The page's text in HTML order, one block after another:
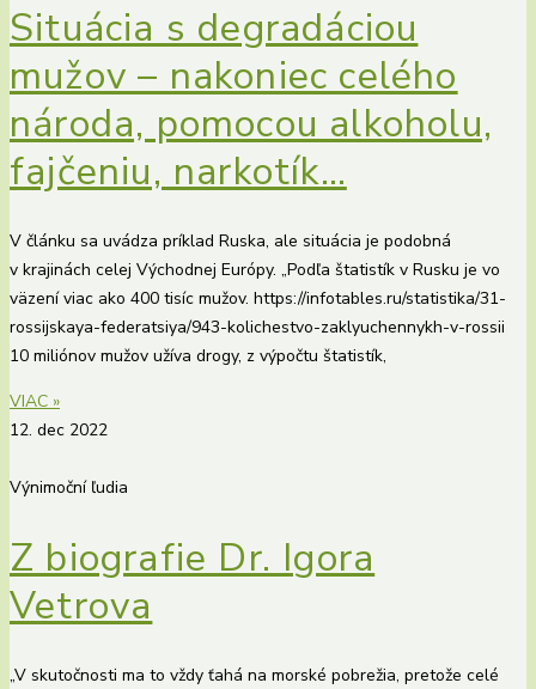
Situácia s degradáciou
mužov – nakoniec celého
národa, pomocou alkoholu,
fajčeniu, narkotík…
V článku sa uvádza príklad Ruska, ale situácia je podobná
v krajinách celej Východnej Európy. „Podľa štatistík v Rusku je vo
väzení viac ako 400 tisíc mužov. https://infotables.ru/statistika/31-
rossijskaya-federatsiya/943-kolichestvo-zaklyuchennykh-v-rossii
10 miliónov mužov užíva drogy, z výpočtu štatistík,
VIAC »
12. dec 2022
Výnimoční ľudia
Z biografie Dr. Igora
Vetrova
„V skutočnosti ma to vždy ťahá na morské pobrežia, pretože celé